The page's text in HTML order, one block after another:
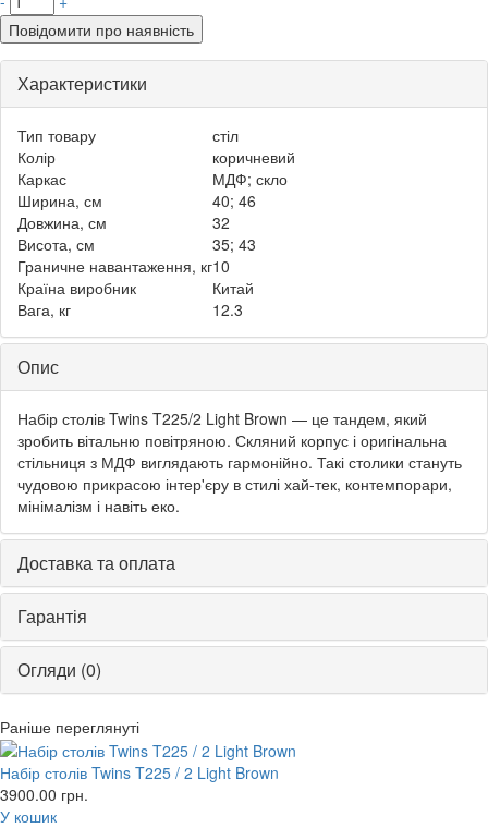
Повідомити про наявність
Характеристики
Тип товару
стіл
Колір
коричневий
Каркас
МДФ; скло
Ширина, см
40; 46
Довжина, см
32
Висота, см
35; 43
Граничне навантаження, кг10
Країна виробник
Китай
Вага, кг
12.3
Опис
Набір столів Twins T225/2 Light Brown — це тандем, який
зробить вітальню повітряною. Скляний корпус і оригінальна
стільниця з МДФ виглядають гармонійно. Такі столики стануть
чудовою прикрасою інтер'єру в стилі хай-тек, контемпорари,
мінімалізм і навіть еко.
Доставка та оплата
Гарантія
Огляди (0)
Раніше переглянуті
Набір столів Twins T225 / 2 Light Brown
3900.00 грн.
У кошик